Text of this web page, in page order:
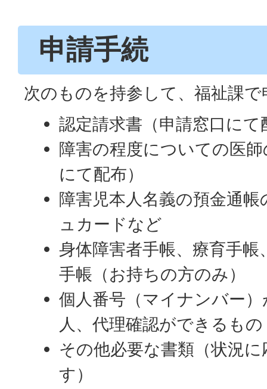
申請手続
次のものを持参して、福祉課
認定請求書（申請窓口にて
障害の程度についての医
にて配布）
障害児本人名義の預金通
ュカードなど
身体障害者手帳、療育手帳
手帳（お持ちの方のみ）
個人番号（マイナンバー
人、代理確認ができるもの
その他必要な書類（状況
す）